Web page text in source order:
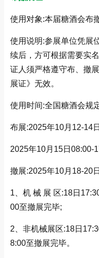
使用对象:本届糖酒会布
使用说明:参展单位凭展
续后，方可根据需要实
证人须严格遵守布、撤
展证》无效。
使用时间:全国糖酒会规
布展:2025年10月12-14
2025年10月15日08:00-
撤展:2025年10月18-20日
1、机 械 展 区:18日
00至撤展完毕;
2、非机械展区:18日
8:00至撤展完毕。